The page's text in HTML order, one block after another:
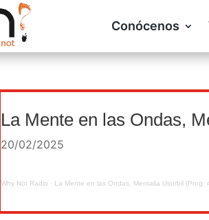
Conócenos
La Mente en las Ondas,
20/02/2025
Why Not Radio · La Mente en las Ondas, Mentalia Usurbil (Prog.